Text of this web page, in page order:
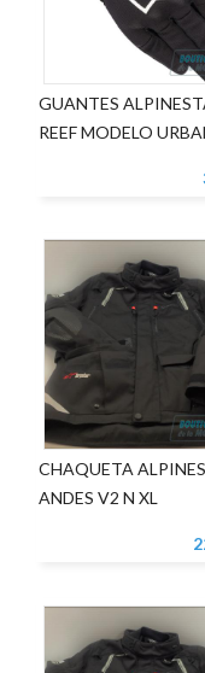
GUANTES
REEF MODELO
CHAQUETA
ANDES V2 N XL